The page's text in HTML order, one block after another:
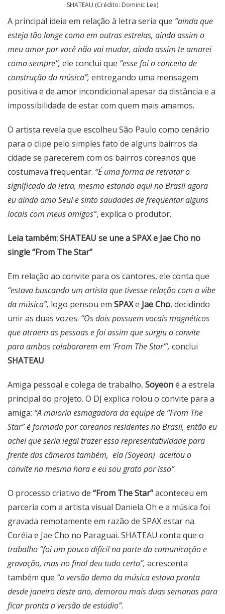
SHATEAU (Crédito: Dominic Lee)
A principal ideia em relação à letra seria que “ainda que
esteja tão longe como em outras estrelas, ainda assim o
meu amor por você não vai mudar, ainda assim te amarei
como sempre”, ele conclui que “esse foi o conceito de
construção da música”, entregando uma mensagem
positiva e de amor incondicional apesar da distância e a
impossibilidade de estar com quem mais amamos.
O artista revela que escolheu São Paulo como cenário
para o clipe pelo simples fato de alguns bairros da
cidade se parecerem com os bairros coreanos que
costumava frequentar. “É uma forma de retratar o
significado da letra, mesmo estando aqui no Brasil agora
eu ainda amo Seul e sinto saudades de frequentar alguns
locais com meus amigos”, explica o produtor.
Leia também:SHATEAU se une a SPAX e Jae Cho no
single “From The Star”
Em relação ao convite para os cantores, ele conta que
“estava buscando um artista que tivesse relação com a vibe
da música”, logo pensou em SPAXe Jae Cho, decidindo
unir as duas vozes. “Os dois possuem vocais magnéticos
que atraem as pessoas e foi assim que surgiu o convite
para ambos colaborarem em ‘From The Star’”, conclui
SHATEAU.
Amiga pessoal e colega de trabalho, Soyeoné a estrela
principal do projeto. O DJ explica rolou o convite para a
amiga: “A maioria esmagadora da equipe de “From The
Star” é formada por coreanos residentes no Brasil, então eu
achei que seria legal trazer essa representatividade para
frente das câmeras também, ela (Soyeon) aceitou o
convite na mesma hora e eu sou grato por isso”.
O processo criativo de “From The Star”aconteceu em
parceria com a artista visual Daniela Oh e a música foi
gravada remotamente em razão de SPAX estar na
Coréia e Jae Cho no Paraguai. SHATEAU conta que o
trabalho “foi um pouco difícil na parte da comunicação e
gravação, mas no final deu tudo certo”, acrescenta
também que “a versão demo da música estava pronta
desde janeiro deste ano, demorou mais duas semanas para
ficar pronta a versão de estúdio”.